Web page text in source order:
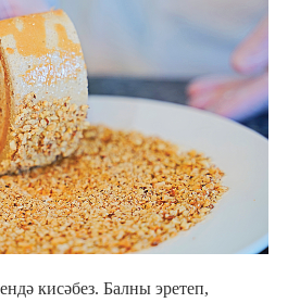
кисәбез. Балны эретеп,